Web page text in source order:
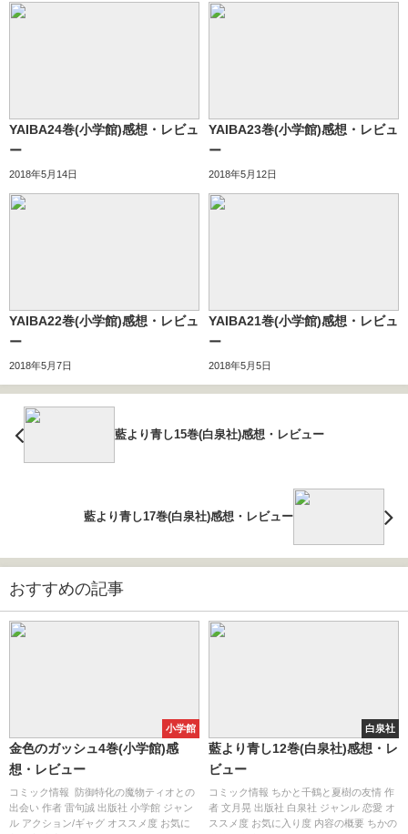
YAIBA24巻(小学館)感想・レビュ
ー
2018年5月14日
YAIBA23巻(小学館)感想・レビュ
ー
2018年5月12日
YAIBA22巻(小学館)感想・レビュ
ー
2018年5月7日
YAIBA21巻(小学館)感想・レビュ
ー
2018年5月5日
藍より青し15巻(白泉社)感想・レビュー
藍より青し17巻(白泉社)感想・レビュー
おすすめの記事
小学館
金色のガッシュ4巻(小学館)感
想・レビュー
コミック情報 防御特化の魔物ティオとの
出会い 作者 雷句誠 出版社 小学館 ジャン
ル アクション/ギャグ オススメ度 お気に
白泉社
藍より青し12巻(白泉社)感想・レ
ビュー
コミック情報 ちかと千鶴と夏樹の友情 作
者 文月晃 出版社 白泉社 ジャンル 恋愛 オ
ススメ度 お気に入り度 内容の概要 ちかの